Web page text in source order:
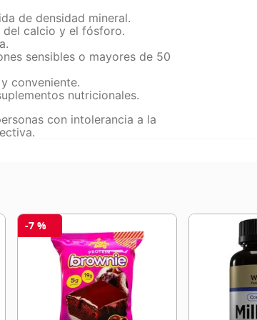
de densidad mineral.
calcio y el fósforo.
sensibles o mayores de 50
conveniente.
nutricionales.
con intolerancia a la
-7 %